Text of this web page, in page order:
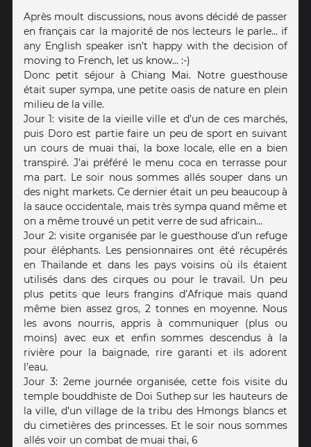
Après moult discussions, nous avons décidé de passer
en français car la majorité de nos lecteurs le parle... if
any English speaker isn’t happy with the decision of
moving to French, let us know... :-)
Donc petit séjour à Chiang Mai. Notre guesthouse
était super sympa, une petite oasis de nature en plein
milieu de la ville.
Jour 1: visite de la vieille ville et d’un de ces marchés,
puis Doro est partie faire un peu de sport en suivant
un cours de muai thaï, la boxe locale, elle en a bien
transpiré. J’ai préféré le menu coca en terrasse pour
ma part. Le soir nous sommes allés souper dans un
des night markets. Ce dernier était un peu beaucoup à
la sauce occidentale, mais très sympa quand même et
on a même trouvé un petit verre de sud africain...
Jour 2: visite organisée par le guesthouse d’un refuge
pour éléphants. Les pensionnaires ont été récupérés
en Thaïlande et dans les pays voisins où ils étaient
utilisés dans des cirques ou pour le travail. Un peu
plus petits que leurs frangins d’Afrique mais quand
même bien assez gros, 2 tonnes en moyenne. Nous
les avons nourris, appris à communiquer (plus ou
moins) avec eux et enfin sommes descendus à la
rivière pour la baignade, rire garanti et ils adorent
l’eau.
Jour 3: 2eme journée organisée, cette fois visite du
temple bouddhiste de Doi Suthep sur les hauteurs de
la ville, d’un village de la tribu des Hmongs blancs et
du cimetières des princesses. Et le soir nous sommes
allés voir un combat de muai thaï, 6